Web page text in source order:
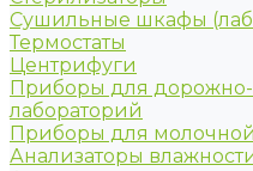
Сушильные шкафы
Термостаты
Центрифуги
Приборы для дорожно-
лабораторий
Приборы для
Анализаторы